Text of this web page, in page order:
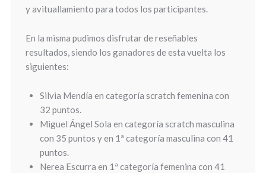
y avituallamiento para todos los participantes.
En la misma pudimos disfrutar de reseñables
resultados, siendo los ganadores de esta vuelta los
siguientes:
Silvia Mendía en categoría scratch femenina con
32 puntos.
Miguel Ángel Sola en categoría scratch masculina
con 35 puntos y en 1ª categoría masculina con 41
puntos.
Nerea Escurra en 1ª categoría femenina con 41